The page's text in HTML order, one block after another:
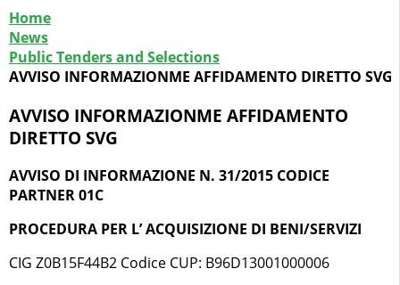
Home
News
Public Tenders and Selections
AVVISO INFORMAZIONME AFFIDAMENTO DIRETTO SVG
AVVISO INFORMAZIONME AFFIDAMENTO
DIRETTO SVG
AVVISO DI INFORMAZIONE N. 31/2015 CODICE
PARTNER 01C
PROCEDURA PER L’ ACQUISIZIONE DI BENI/SERVIZI
CIG Z0B15F44B2 Codice CUP: B96D13001000006